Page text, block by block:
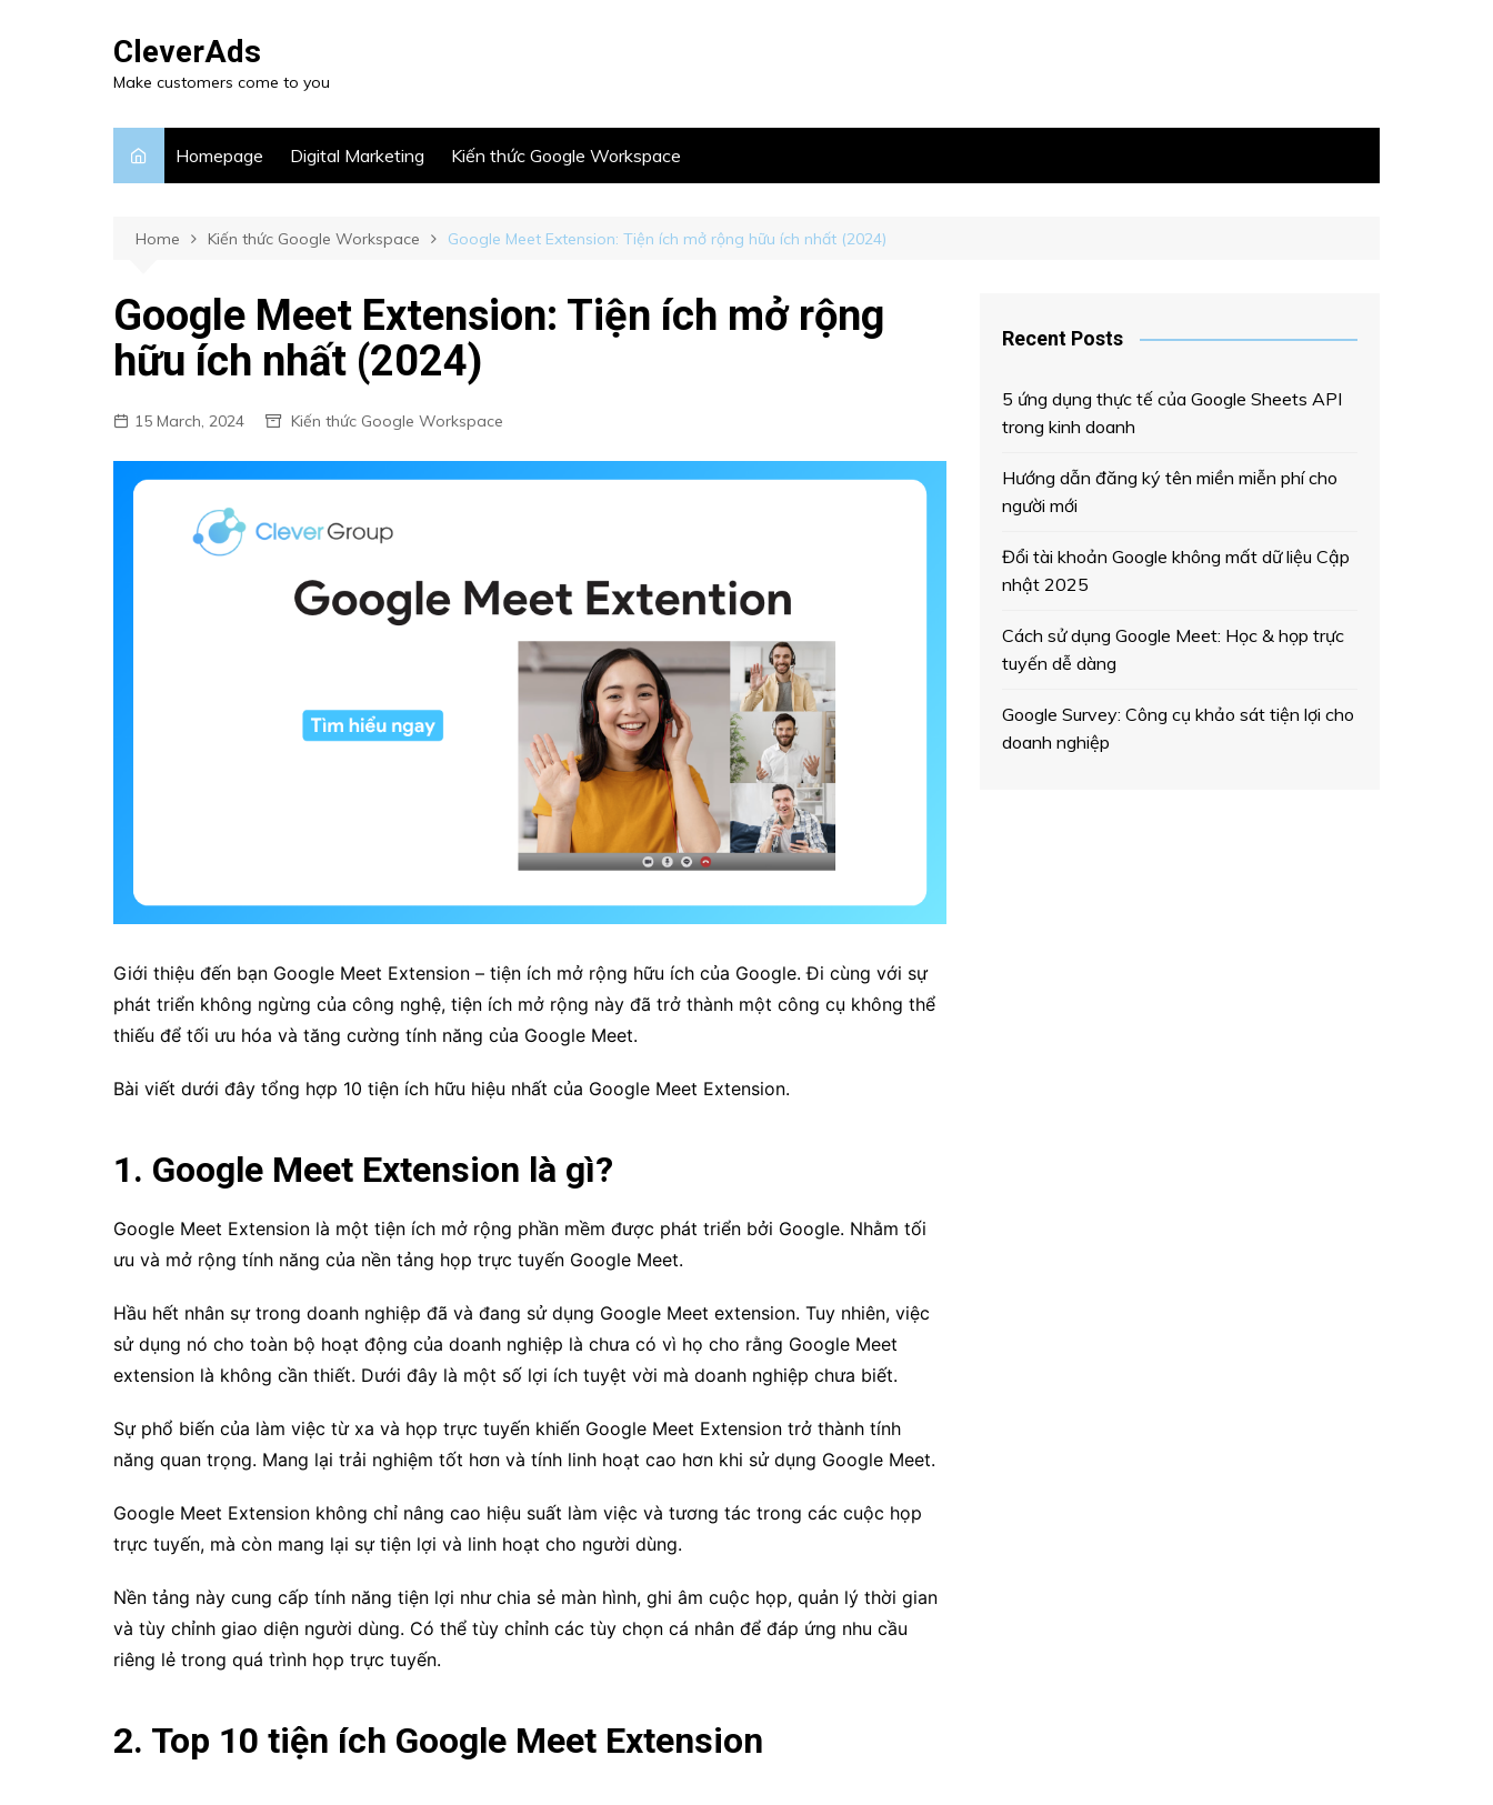
CleverAds
Make customers come to you
Homepage Digital Marketing Kiến thức Google Workspace
Home Kiến thức Google Workspace Google Meet Extension: Tiện ích mở rộng hữu ích nhất (2024)
Google Meet Extension: Tiện ích mở rộng
hữu ích nhất (2024)
15 March, 2024 Kiến thức Google Workspace
Giới thiệu đến bạn Google Meet Extension – tiện ích mở rộng hữu ích của Google. Đi cùng với sự
phát triển không ngừng của công nghệ, tiện ích mở rộng này đã trở thành một công cụ không thể
thiếu để tối ưu hóa và tăng cường tính năng của Google Meet.
Bài viết dưới đây tổng hợp 10 tiện ích hữu hiệu nhất của Google Meet Extension.
1. Google Meet Extension là gì?
Google Meet Extension là một tiện ích mở rộng phần mềm được phát triển bởi Google. Nhằm tối
ưu và mở rộng tính năng của nền tảng họp trực tuyến Google Meet.
Hầu hết nhân sự trong doanh nghiệp đã và đang sử dụng Google Meet extension. Tuy nhiên, việc
sử dụng nó cho toàn bộ hoạt động của doanh nghiệp là chưa có vì họ cho rằng Google Meet
extension là không cần thiết. Dưới đây là một số lợi ích tuyệt vời mà doanh nghiệp chưa biết.
Sự phổ biến của làm việc từ xa và họp trực tuyến khiến Google Meet Extension trở thành tính
năng quan trọng. Mang lại trải nghiệm tốt hơn và tính linh hoạt cao hơn khi sử dụng Google Meet.
Google Meet Extension không chỉ nâng cao hiệu suất làm việc và tương tác trong các cuộc họp
trực tuyến, mà còn mang lại sự tiện lợi và linh hoạt cho người dùng.
Nền tảng này cung cấp tính năng tiện lợi như chia sẻ màn hình, ghi âm cuộc họp, quản lý thời gian
và tùy chỉnh giao diện người dùng. Có thể tùy chỉnh các tùy chọn cá nhân để đáp ứng nhu cầu
riêng lẻ trong quá trình họp trực tuyến.
2. Top 10 tiện ích Google Meet Extension
Recent Posts
5 ứng dụng thực tế của Google Sheets API
trong kinh doanh
Hướng dẫn đăng ký tên miền miễn phí cho
người mới
Đổi tài khoản Google không mất dữ liệu Cập
nhật 2025
Cách sử dụng Google Meet: Học & họp trực
tuyến dễ dàng
Google Survey: Công cụ khảo sát tiện lợi cho
doanh nghiệp